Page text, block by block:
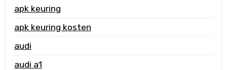
apk keuring
apk keuring kosten
audi
audi a1